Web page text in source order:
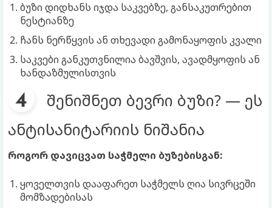
ბუზი დიდხანს იჯდა საკვებზე, განსაკუთრებით
ნესტიანზე
ჩანს ნერწყვის ან თხევადი გამონაყოფის კვალი
საკვები განკუთვნილია ბავშვის, ავადმყოფის ან
ხანდაზმულისთვის
შენიშნეთ ბევრი ბუზი? — ეს
ანტისანიტარიის ნიშანია
როგორ დავიცვათ საჭმელი ბუზებისგან:
ყოველთვის დააფარეთ საჭმელს ღია სივრცეში
მომზადებისას